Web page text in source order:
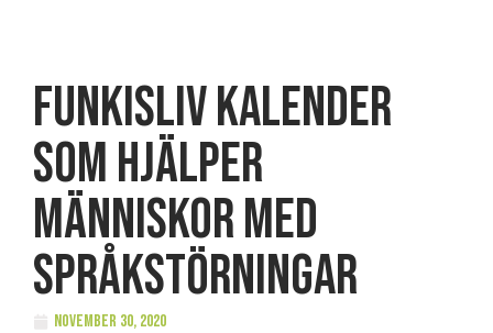
FUNKISLIV Kalender
som hjälper
människor med
språkstörningar
november 30, 2020